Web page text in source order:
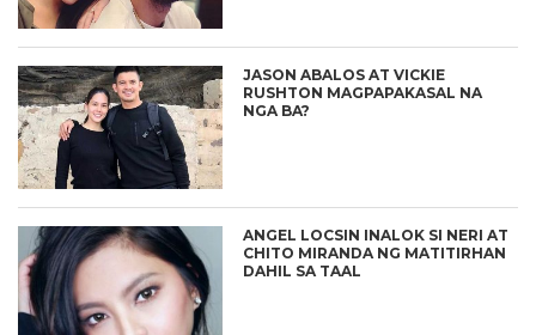
JASON ABALOS AT VICKIE
RUSHTON MAGPAPAKASAL NA
NGA BA?
ANGEL LOCSIN INALOK SI NERI AT
CHITO MIRANDA NG MATITIRHAN
DAHIL SA TAAL